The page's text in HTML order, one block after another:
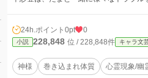
24h.ポイント 0pt 0
小説 228,848 位 / 228,848件 キャラ文
神様 巻き込まれ体質 心霊現象/幽